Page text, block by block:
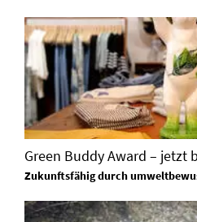
Green Buddy Award – jetzt
Zukunftsfähig durch